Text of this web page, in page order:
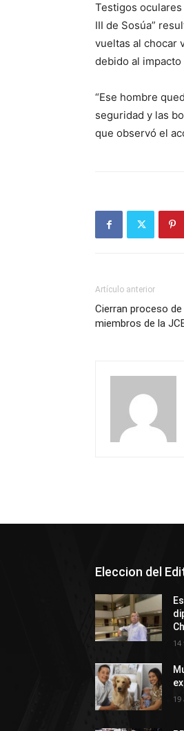
Testigos
III de Sosúa”
vueltas al chocar
debido al
“Ese hombre
seguridad y las
que observó el
Artículo anterior
Cierran proceso
miembros de la
Eleccion del
14
19